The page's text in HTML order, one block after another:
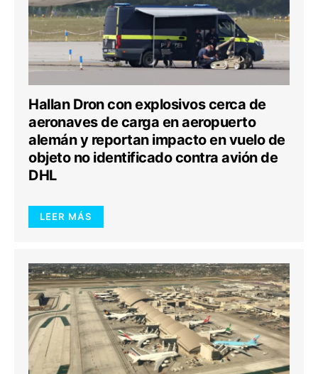
Hallan Dron con explosivos cerca de
aeronaves de carga en aeropuerto
alemán y reportan impacto en vuelo de
objeto no identificado contra avión de
DHL
LEER MÁS